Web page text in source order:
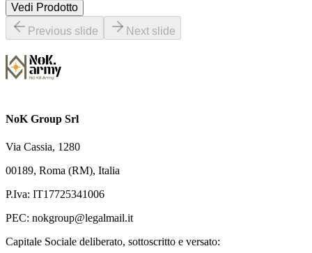
Vedi Prodotto
Previous slide
Next slide
NoK Group Srl
Via Cassia, 1280
00189, Roma (RM), Italia
P.Iva: IT17725341006
PEC: nokgroup@legalmail.it
Capitale Sociale deliberato, sottoscritto e versato: